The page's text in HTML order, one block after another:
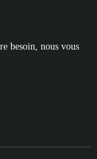
besoin, nous vous